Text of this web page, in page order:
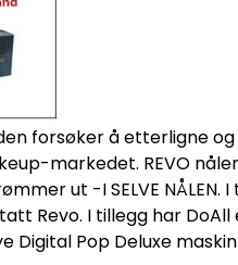
forsøker å etterligne
markedet. REVO
ut -I SELVE NÅLEN.
Revo. I tillegg har
Digital Pop Deluxe